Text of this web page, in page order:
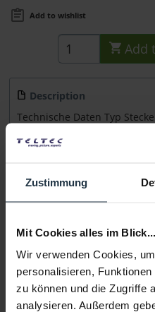
Zustimmung
Mit Cookies alles im
Wir verwenden Cookies,
personalisieren,
zu können und die Zugriffe
analysieren. Außerdem
Add to wishlist
Add
Description
Technische Daten Typ
Manufacturer & Product
Folgende Infos zum